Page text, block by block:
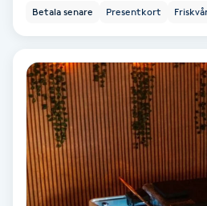
Kemisk peeling
Kinesiologi
Kinesisk medicin
Kiropraktik
Betala senare Presentkort